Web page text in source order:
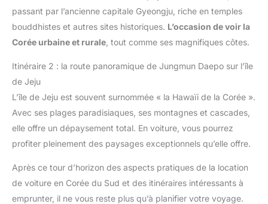
passant par l’ancienne capitale Gyeongju, riche en temples
bouddhistes et autres sites historiques. L’occasion de voir la
Corée urbaine et rurale , tout comme ses magnifiques côtes.
Itinéraire 2 : la route panoramique de Jungmun Daepo sur l’île
de Jeju
L’île de Jeju est souvent surnommée « la Hawaïi de la Corée ».
Avec ses plages paradisiaques, ses montagnes et cascades,
elle offre un dépaysement total. En voiture, vous pourrez
profiter pleinement des paysages exceptionnels qu’elle offre.
Après ce tour d’horizon des aspects pratiques de la location
de voiture en Corée du Sud et des itinéraires intéressants à
emprunter, il ne vous reste plus qu’à planifier votre voyage.